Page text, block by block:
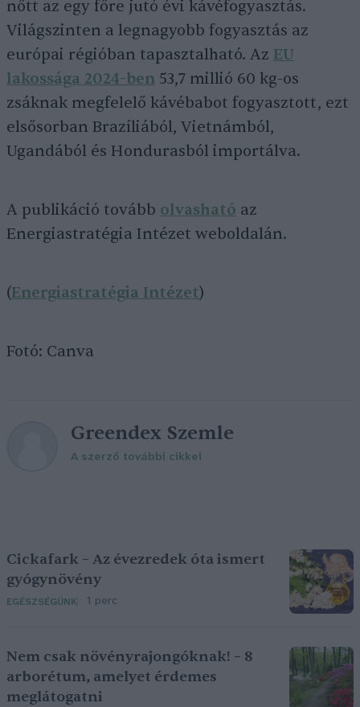
nőtt az egy főre jutó évi kávéfogyasztás.
Világszinten a legnagyobb fogyasztás az
európai régióban tapasztalható. Az EU
lakossága 2024-ben 53,7 millió 60 kg-os
zsáknak megfelelő kávébabot fogyasztott, ezt
elsősorban Brazíliából, Vietnámból,
Ugandából és Hondurasból importálva.
A publikáció tovább olvasható az
Energiastratégia Intézet weboldalán.
(Energiastratégia Intézet)
Fotó: Canva
Greendex Szemle
A szerző további cikkei
Cickafark – Az évezredek óta ismert
gyógynövény
EGÉSZSÉGÜNK 1 perc
Nem csak növényrajongóknak! – 8
arborétum, amelyet érdemes
meglátogatni